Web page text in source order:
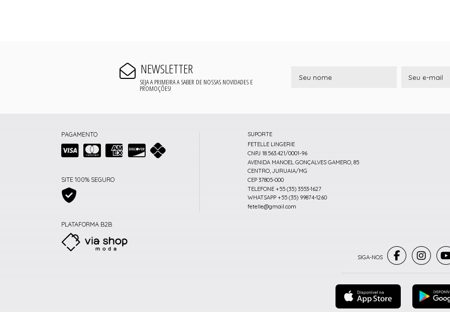
NEWSLETTER
SEJA A PRIMEIRA A SABER DE NOSSAS NOVIDADES E
PROMOÇÕES!
PAGAMENTO
SITE 100% SEGURO
PLATAFORMA B2B
SUPORTE
FETELLE LINGERIE
CNPJ 18.563.421/0001-96
AVENIDA MANOEL GONÇALVES GAMERO, 85
CENTRO, JURUAIA/MG
CEP 37805-000
TELEFONE +55 (35) 3553-1627
WHATSAPP +55 (35) 99874-1260
fetelle@gmail.com